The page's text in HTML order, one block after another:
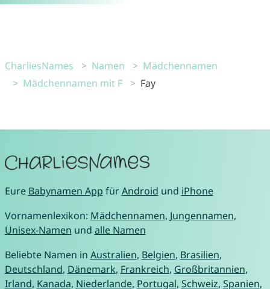
CharliesNames Namen
Mädchennamen
Mädchennamen mit F
Fay
Eure Babynamen App fürAndroid und iPhone
Vornamenlexikon: Mädchennamen, Jungennamen,
Unisex-Namen und alle Namen
Beliebte Namen in Australien, Belgien, Brasilien,
Deutschland, Dänemark, Frankreich, Großbritannien,
Irland, Kanada, Niederlande, Portugal, Schweiz, Spanien,